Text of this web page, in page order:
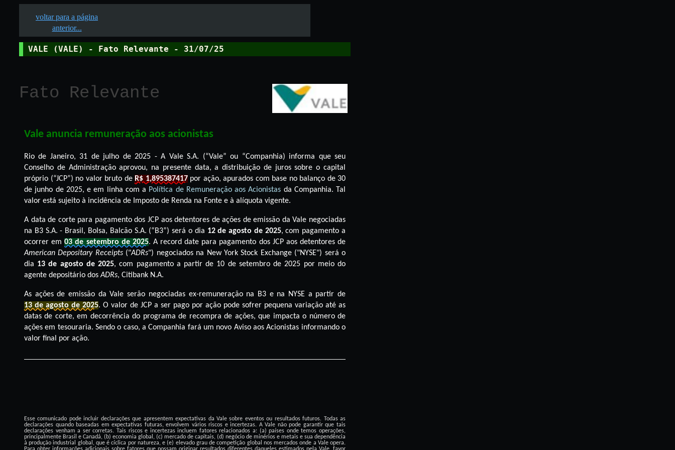
voltar para a página
anterior...
VALE (VALE) - Fato Relevante - 31/07/25
Fato Relevante
Vale anuncia remuneração aos acionistas
Rio de Janeiro, 31 de julho de 2025 - A Vale S.A. (“Vale” ou “Companhia) informa que seu
Conselho de Administração aprovou, na presente data, a distribuição de juros sobre o capital
próprio (“JCP”) no valor bruto de R$ 1,895387417por ação, apurados com base no balanço de 30
de junho de 2025, e em linha com a Política de Remuneração aos Acionistas da Companhia. Tal
valor está sujeito à incidência de Imposto de Renda na Fonte e à alíquota vigente.
A data de corte para pagamento dos JCP aos detentores de ações de emissão da Vale negociadas
na B3 S.A. - Brasil, Bolsa, Balcão S.A. (“B3”) será o dia 12 de agosto de 2025, com pagamento a
ocorrer em03 de setembro de 2025. A record date para pagamento dos JCP aos detentores de
American Depositary Receipts("ADRs") negociados na New York Stock Exchange ("NYSE") será o
dia 13 de agosto de 2025, com pagamento a partir de 10 de setembro de 2025 por meio do
agente depositário dosADRs, Citibank N.A.
As ações de emissão da Vale serão negociadas ex-remuneração na B3 e na NYSE a partir de
13 de agosto de 2025. O valor de JCP a ser pago por ação pode sofrer pequena variação até as
datas de corte, em decorrência do programa de recompra de ações, que impacta o número de
ações em tesouraria. Sendo o caso, a Companhia fará um novo Aviso aos Acionistas informando o
valor final por ação.
Esse comunicado pode incluir declarações que apresentem expectativas da Vale sobre eventos ou resultados futuros. Todas as
declarações quando baseadas em expectativas futuras, envolvem vários riscos e incertezas. A Vale não pode garantir que tais
declarações venham a ser corretas. Tais riscos e incertezas incluem fatores relacionados a: (a) países onde temos operações,
principalmente Brasil e Canadá, (b) economia global, (c) mercado de capitais, (d) negócio de minérios e metais e sua dependência
à produção industrial global, que é cíclica por natureza, e (e) elevado grau de competição global nos mercados onde a Vale opera.